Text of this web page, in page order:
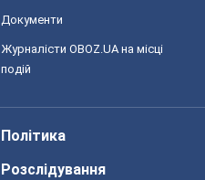
Документи
Журналісти OBOZ.UA на місці
подій
Політика
Розслідування